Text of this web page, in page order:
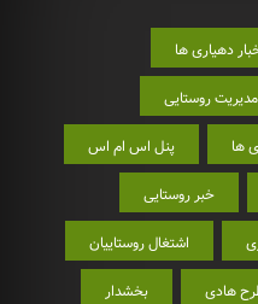
دهیاری ها
مدیریت روستایی
ها پنل اس ام اس
خبر روستایی
اشتغال روستاییان
هادی بخشدار